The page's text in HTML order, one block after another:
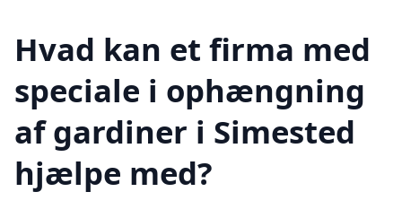
Hvad kan et firma med
speciale i ophængning
af gardiner i Simested
hjælpe med?